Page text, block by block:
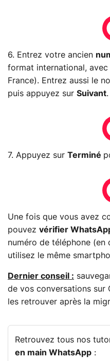
6. Entrez votre ancien
format international,
France). Entrez aussi le
puis appuyez sur Suivant.
7. Appuyez sur Terminé
Une fois que vous avez
pouvez vérifier
numéro de téléphone
utilisez le même
Dernier conseil :
de vos conversations sur
les retrouver après la
Retrouvez tous nos
en main WhatsApp :